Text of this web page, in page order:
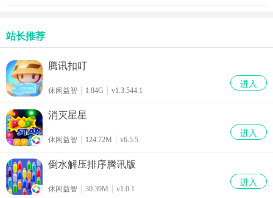
站长推荐
腾讯扣叮
休闲益智 1.84G v1.3.544.1
进入
消灭星星
休闲益智 124.72M v6.5.5
进入
倒水解压排序腾讯版
休闲益智 30.39M v1.0.1
进入